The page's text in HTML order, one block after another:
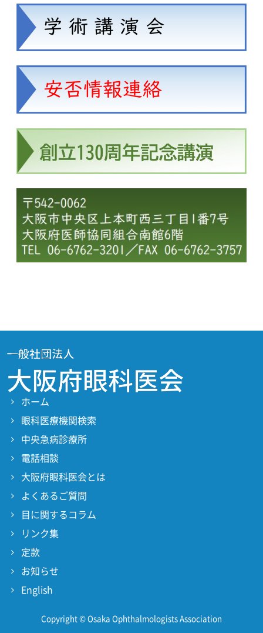
ホーム
眼科医療機関検索
中央急病診療所
電話相談
大阪府眼科医会とは
よくあるご質問
目に関するコラム
リンク集
定款
お知らせ
English
Copyright © Osaka Ophthalmologists Association